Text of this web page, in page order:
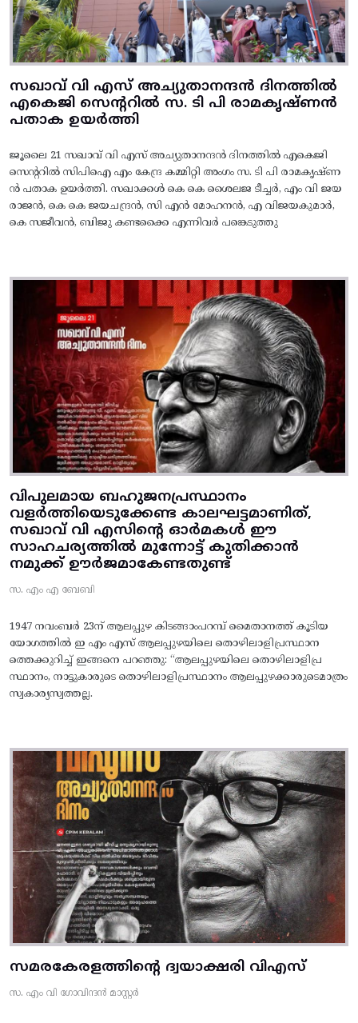
സഖാവ് വി എസ് അച്യുതാനന്ദൻ ദിനത്തിൽ
എകെജി സെന്ററിൽ സ. ടി പി രാമകൃഷ്‌ണൻ
പതാക ഉയർത്തി
ജൂലൈ 21 സഖാവ് വി എസ് അച്യുതാനന്ദൻ ദിനത്തിൽ എകെജി
സെന്ററിൽ സിപിഐ എം കേന്ദ്ര കമ്മിറ്റി അംഗം സ. ടി പി രാമകൃഷ്‌ണ
ൻ പതാക ഉയർത്തി. സഖാക്കൾ കെ കെ ശൈലജ ടീച്ചർ, എം വി ജയ
രാജൻ, കെ കെ ജയചന്ദ്രൻ, സി എൻ മോഹനൻ, എ വിജയകുമാർ,
കെ സജീവൻ, ബിജു കണ്ടക്കൈ എന്നിവർ പങ്കെടുത്തു
വിപുലമായ ബഹുജനപ്രസ്ഥാനം
വളർത്തിയെടുക്കേണ്ട കാലഘട്ടമാണിത്,
സഖാവ് വി എസിന്റെ ഓർമകൾ ഈ
സാഹചര്യത്തിൽ മുന്നോട്ട്‌ കുതിക്കാൻ
നമുക്ക് ഊർജമാകേണ്ടതുണ്ട്
സ. എം എ ബേബി
1947 നവംബർ 23ന് ആലപ്പുഴ കിടങ്ങാംപറമ്പ്‌ മൈതാനത്ത്‌ കൂടിയ
യോഗത്തിൽ ഇ എം എസ് ആലപ്പുഴയിലെ തൊഴിലാളിപ്രസ്ഥാന
ത്തെക്കുറിച്ച് ഇങ്ങനെ പറഞ്ഞു: “ആലപ്പുഴയിലെ തൊഴിലാളിപ്ര
സ്ഥാനം, നാട്ടുകാരുടെ തൊഴിലാളിപ്രസ്ഥാനം ആലപ്പുഴക്കാരുടെമാത്രം
സ്വകാര്യസ്വത്തല്ല.
സമരകേരളത്തിൻ്റെ ദ്വയാക്ഷരി വിഎസ്
സ. എം വി ഗോവിന്ദൻ മാസ്റ്റർ